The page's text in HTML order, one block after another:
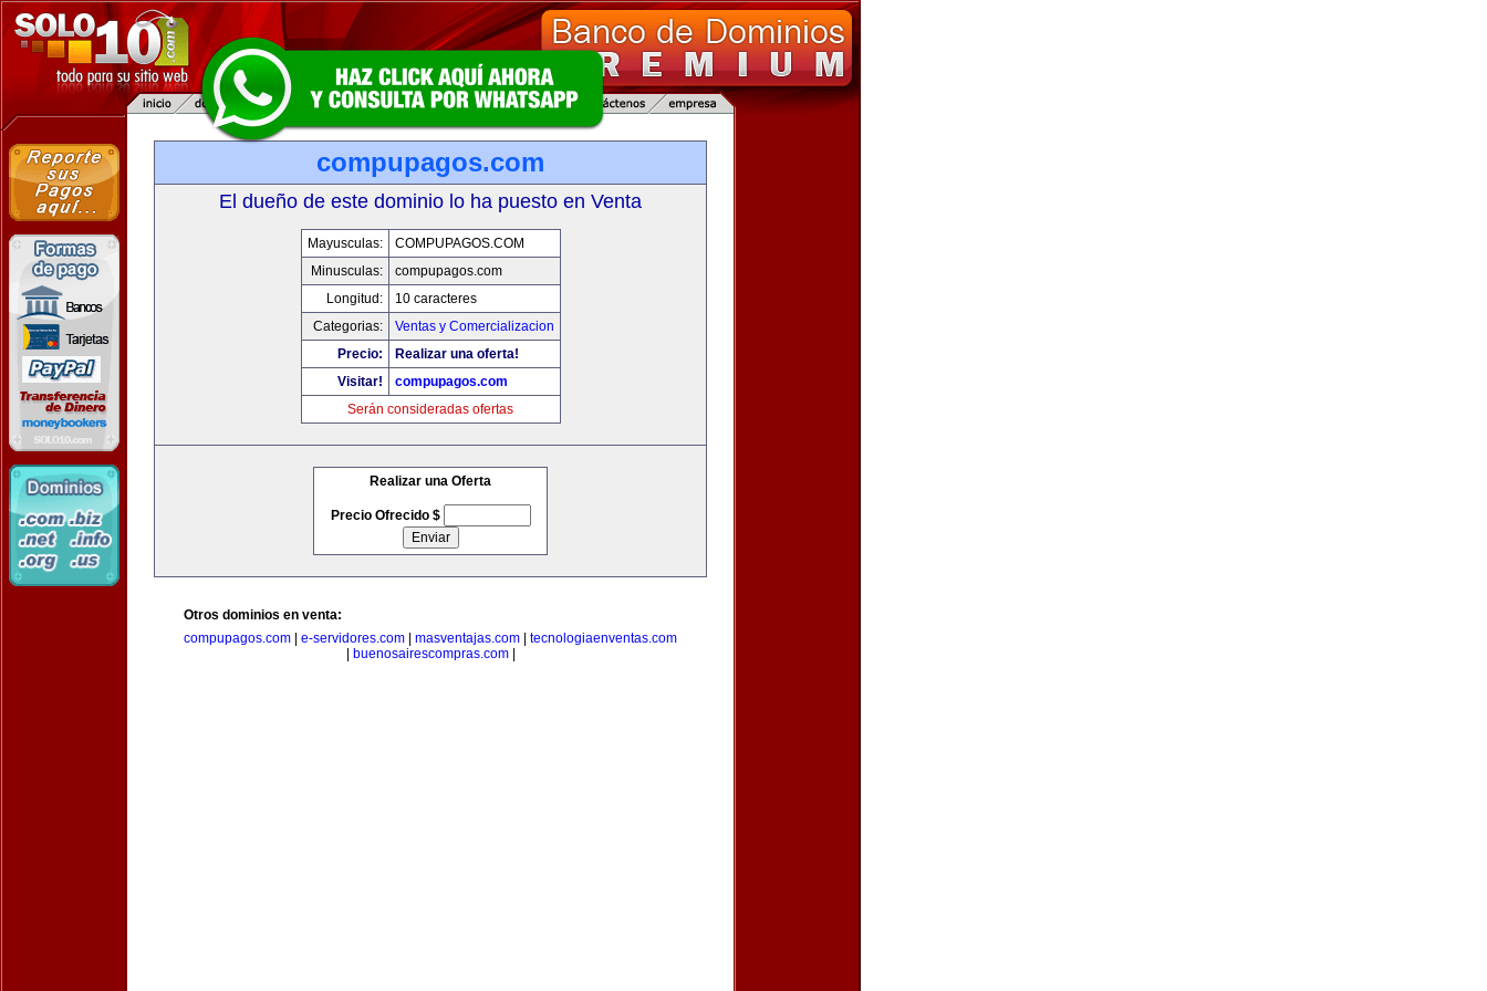
compupagos.com
El dueño de este dominio lo ha puesto en Venta
Mayusculas:
COMPUPAGOS.COM
Minusculas:
compupagos.com
Longitud:
10 caracteres
Categorias:
Ventas y Comercializacion
Precio:
Realizar una oferta!
Visitar!
compupagos.com
Serán consideradas ofertas
Realizar una Oferta
Precio Ofrecido $
Otros dominios en venta:
compupagos.com
e-servidores.com masventajas.com
tecnologiaenventas.com
buenosairescompras.com|